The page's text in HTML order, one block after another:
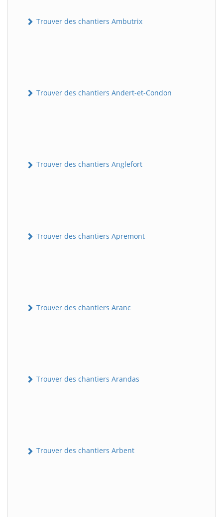
Trouver des chantiers Ambutrix
Trouver des chantiers Andert-et-Condon
Trouver des chantiers Anglefort
Trouver des chantiers Apremont
Trouver des chantiers Aranc
Trouver des chantiers Arandas
Trouver des chantiers Arbent